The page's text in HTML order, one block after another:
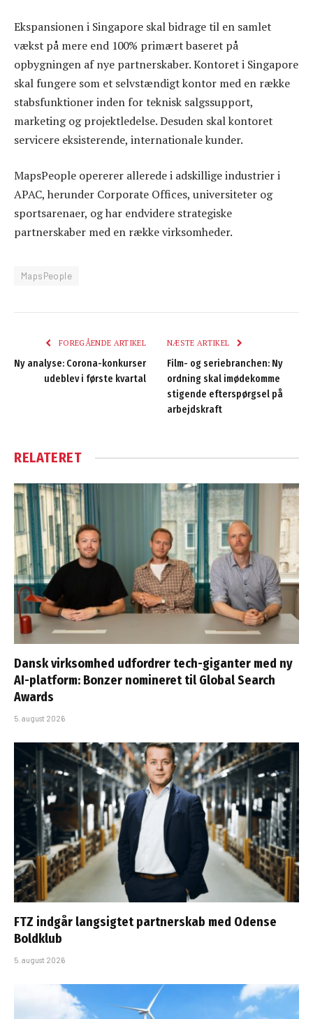
Ekspansionen i Singapore skal bidrage til en samlet
vækst på mere end 100% primært baseret på
opbygningen af nye partnerskaber. Kontoret i Singapore
skal fungere som et selvstændigt kontor med en række
stabsfunktioner inden for teknisk salgssupport,
marketing og projektledelse. Desuden skal kontoret
servicere eksisterende, internationale kunder.
MapsPeople opererer allerede i adskillige industrier i
APAC, herunder Corporate Offices, universiteter og
sportsarenaer, og har endvidere strategiske
partnerskaber med en række virksomheder.
MapsPeople
FOREGÅENDE ARTIKEL
Ny analyse: Corona-konkurser
udeblev i første kvartal
NÆSTE ARTIKEL
Film- og seriebranchen: Ny
ordning skal imødekomme
stigende efterspørgsel på
arbejdskraft
RELATERET
Dansk virksomhed udfordrer tech-giganter med ny
AI-platform: Bonzer nomineret til Global Search
Awards
5. august 2026
FTZ indgår langsigtet partnerskab med Odense
Boldklub
5. august 2026